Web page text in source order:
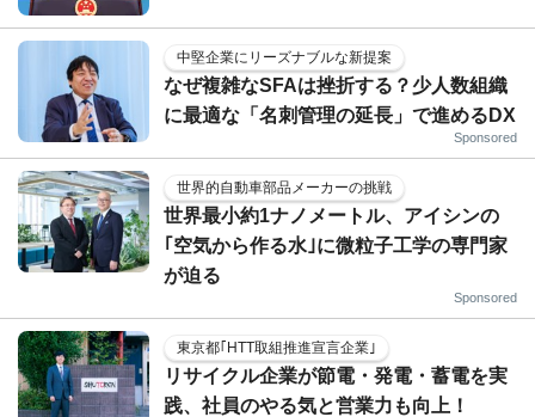
中堅企業にリーズナブルな新提案
なぜ複雑なSFAは挫折する？少人数組織
に最適な「名刺管理の延長」で進めるDX
Sponsored
世界的自動車部品メーカーの挑戦
世界最小約1ナノメートル、アイシンの
｢空気から作る水｣に微粒子工学の専門家
が迫る
Sponsored
東京都｢HTT取組推進宣言企業｣
リサイクル企業が節電・発電・蓄電を実
践、社員のやる気と営業力も向上！